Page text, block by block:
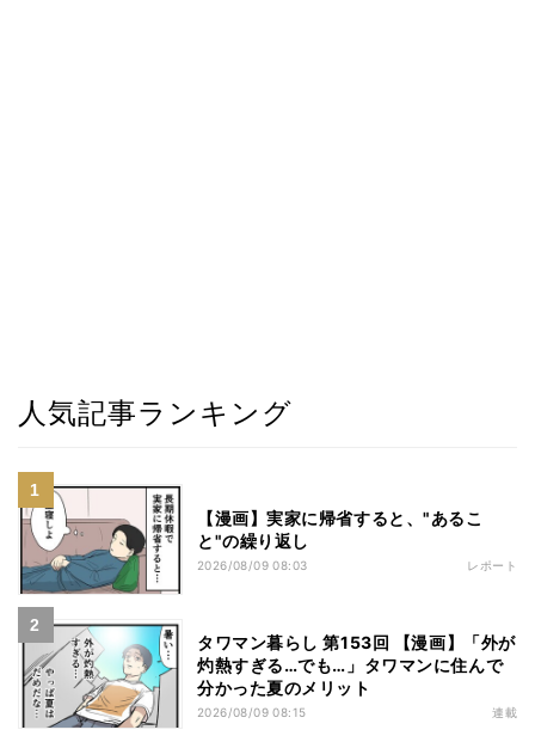
人気記事ランキング
【漫画】実家に帰省すると、"あるこ
と"の繰り返し
2026/08/09 08:03 レポート
タワマン暮らし 第153回 【漫画】「外が
灼熱すぎる…でも…」タワマンに住んで
分かった夏のメリット
2026/08/09 08:15 連載